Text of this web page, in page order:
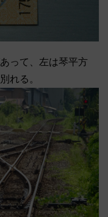
って、左は琴平方
れる。